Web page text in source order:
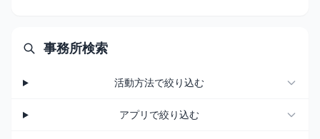
事務所検索
活動方法で絞り込む
アプリで絞り込む